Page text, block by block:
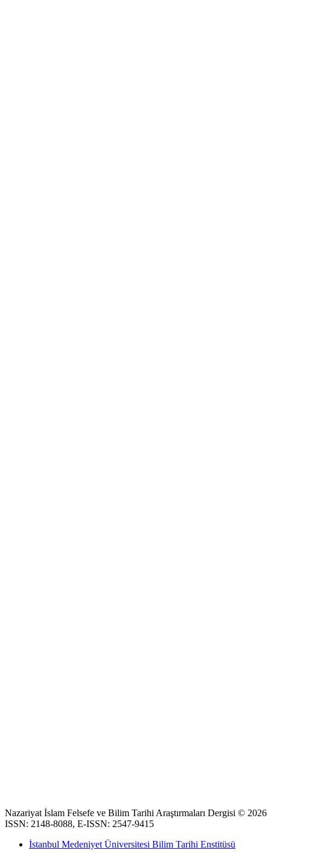
Nazariyat İslam Felsefe ve Bilim Tarihi Araştırmaları Dergisi © 2026
ISSN: 2148-8088, E-ISSN: 2547-9415
İstanbul Medeniyet Üniversitesi Bilim Tarihi Enstitüsü